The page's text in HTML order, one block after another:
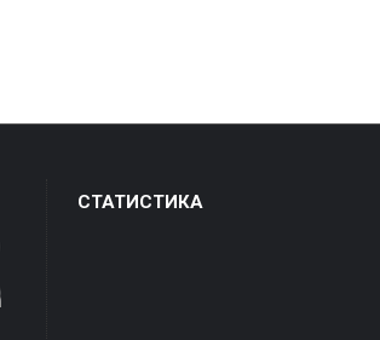
СТАТИСТИКА